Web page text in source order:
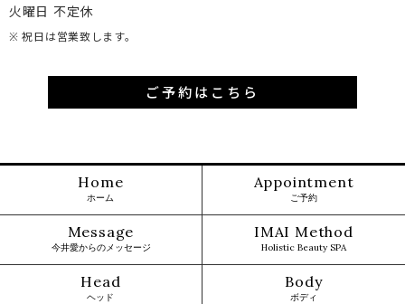
火曜日 不定休
※ 祝日は営業致します。
ご予約はこちら
Home
ホーム
Appointment
ご予約
Message
今井愛からのメッセージ
IMAI Method
Holistic Beauty SPA
Head
ヘッド
Body
ボディ